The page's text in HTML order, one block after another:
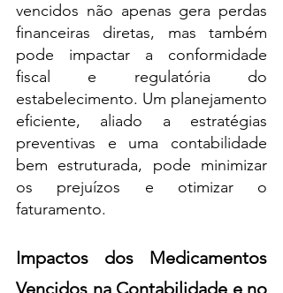
vencidos não apenas gera perdas
financeiras diretas, mas também
pode impactar a conformidade
fiscal e regulatória do
estabelecimento. Um planejamento
eficiente, aliado a estratégias
preventivas e uma contabilidade
bem estruturada, pode minimizar
os prejuízos e otimizar o
faturamento.
Impactos dos Medicamentos
Vencidos na Contabilidade e no